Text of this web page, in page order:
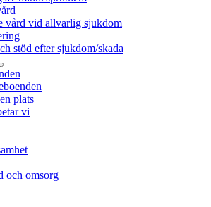
vård vid allvarlig sjukdom
stöd efter sjukdom/skada
plats
vi
och omsorg